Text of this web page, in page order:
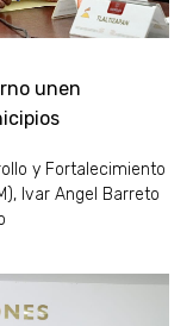
unen
y Fortalecimiento
Ivar Angel Barreto